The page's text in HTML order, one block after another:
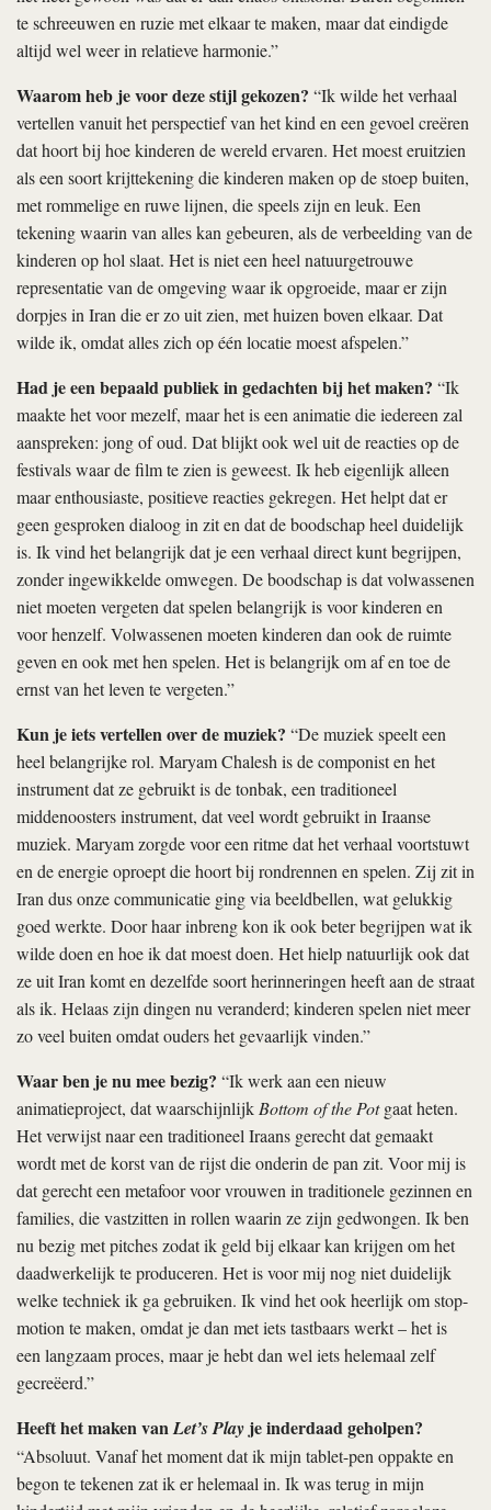
te schreeuwen en ruzie met elkaar te maken, maar dat eindigde
altijd wel weer in relatieve harmonie.”
Waarom heb je voor deze stijl gekozen? “Ik wilde het verhaal
vertellen vanuit het perspectief van het kind en een gevoel creëren
dat hoort bij hoe kinderen de wereld ervaren. Het moest eruitzien
als een soort krijttekening die kinderen maken op de stoep buiten,
met rommelige en ruwe lijnen, die speels zijn en leuk. Een
tekening waarin van alles kan gebeuren, als de verbeelding van de
kinderen op hol slaat. Het is niet een heel natuurgetrouwe
representatie van de omgeving waar ik opgroeide, maar er zijn
dorpjes in Iran die er zo uit zien, met huizen boven elkaar. Dat
wilde ik, omdat alles zich op één locatie moest afspelen.”
Had je een bepaald publiek in gedachten bij het maken? “Ik
maakte het voor mezelf, maar het is een animatie die iedereen zal
aanspreken: jong of oud. Dat blijkt ook wel uit de reacties op de
festivals waar de film te zien is geweest. Ik heb eigenlijk alleen
maar enthousiaste, positieve reacties gekregen. Het helpt dat er
geen gesproken dialoog in zit en dat de boodschap heel duidelijk
is. Ik vind het belangrijk dat je een verhaal direct kunt begrijpen,
zonder ingewikkelde omwegen. De boodschap is dat volwassenen
niet moeten vergeten dat spelen belangrijk is voor kinderen en
voor henzelf. Volwassenen moeten kinderen dan ook de ruimte
geven en ook met hen spelen. Het is belangrijk om af en toe de
ernst van het leven te vergeten.”
Kun je iets vertellen over de muziek? “De muziek speelt een
heel belangrijke rol. Maryam Chalesh is de componist en het
instrument dat ze gebruikt is de tonbak, een traditioneel
middenoosters instrument, dat veel wordt gebruikt in Iraanse
muziek. Maryam zorgde voor een ritme dat het verhaal voortstuwt
en de energie oproept die hoort bij rondrennen en spelen. Zij zit in
Iran dus onze communicatie ging via beeldbellen, wat gelukkig
goed werkte. Door haar inbreng kon ik ook beter begrijpen wat ik
wilde doen en hoe ik dat moest doen. Het hielp natuurlijk ook dat
ze uit Iran komt en dezelfde soort herinneringen heeft aan de straat
als ik. Helaas zijn dingen nu veranderd; kinderen spelen niet meer
zo veel buiten omdat ouders het gevaarlijk vinden.”
Waar ben je nu mee bezig? “Ik werk aan een nieuw
animatieproject, dat waarschijnlijkBottom of the Potgaat heten.
Het verwijst naar een traditioneel Iraans gerecht dat gemaakt
wordt met de korst van de rijst die onderin de pan zit. Voor mij is
dat gerecht een metafoor voor vrouwen in traditionele gezinnen en
families, die vastzitten in rollen waarin ze zijn gedwongen. Ik ben
nu bezig met pitches zodat ik geld bij elkaar kan krijgen om het
daadwerkelijk te produceren. Het is voor mij nog niet duidelijk
welke techniek ik ga gebruiken. Ik vind het ook heerlijk om stop-
motion te maken, omdat je dan met iets tastbaars werkt – het is
een langzaam proces, maar je hebt dan wel iets helemaal zelf
gecreëerd.”
Heeft het maken vanLet’s Play je inderdaad geholpen?
“Absoluut. Vanaf het moment dat ik mijn tablet-pen oppakte en
begon te tekenen zat ik er helemaal in. Ik was terug in mijn